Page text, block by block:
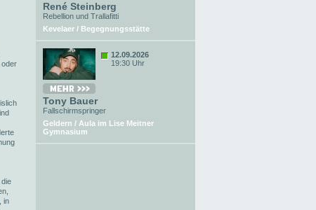
oder
in
René Steinberg
Rebellion und Trallafitti
Kevelaer / Begegnungsstätte
12.09.2026
19:30 Uhr
Tony Bauer
Fallschirmspringer
Geldern / Aula im Lise Meitner
Gymnasium